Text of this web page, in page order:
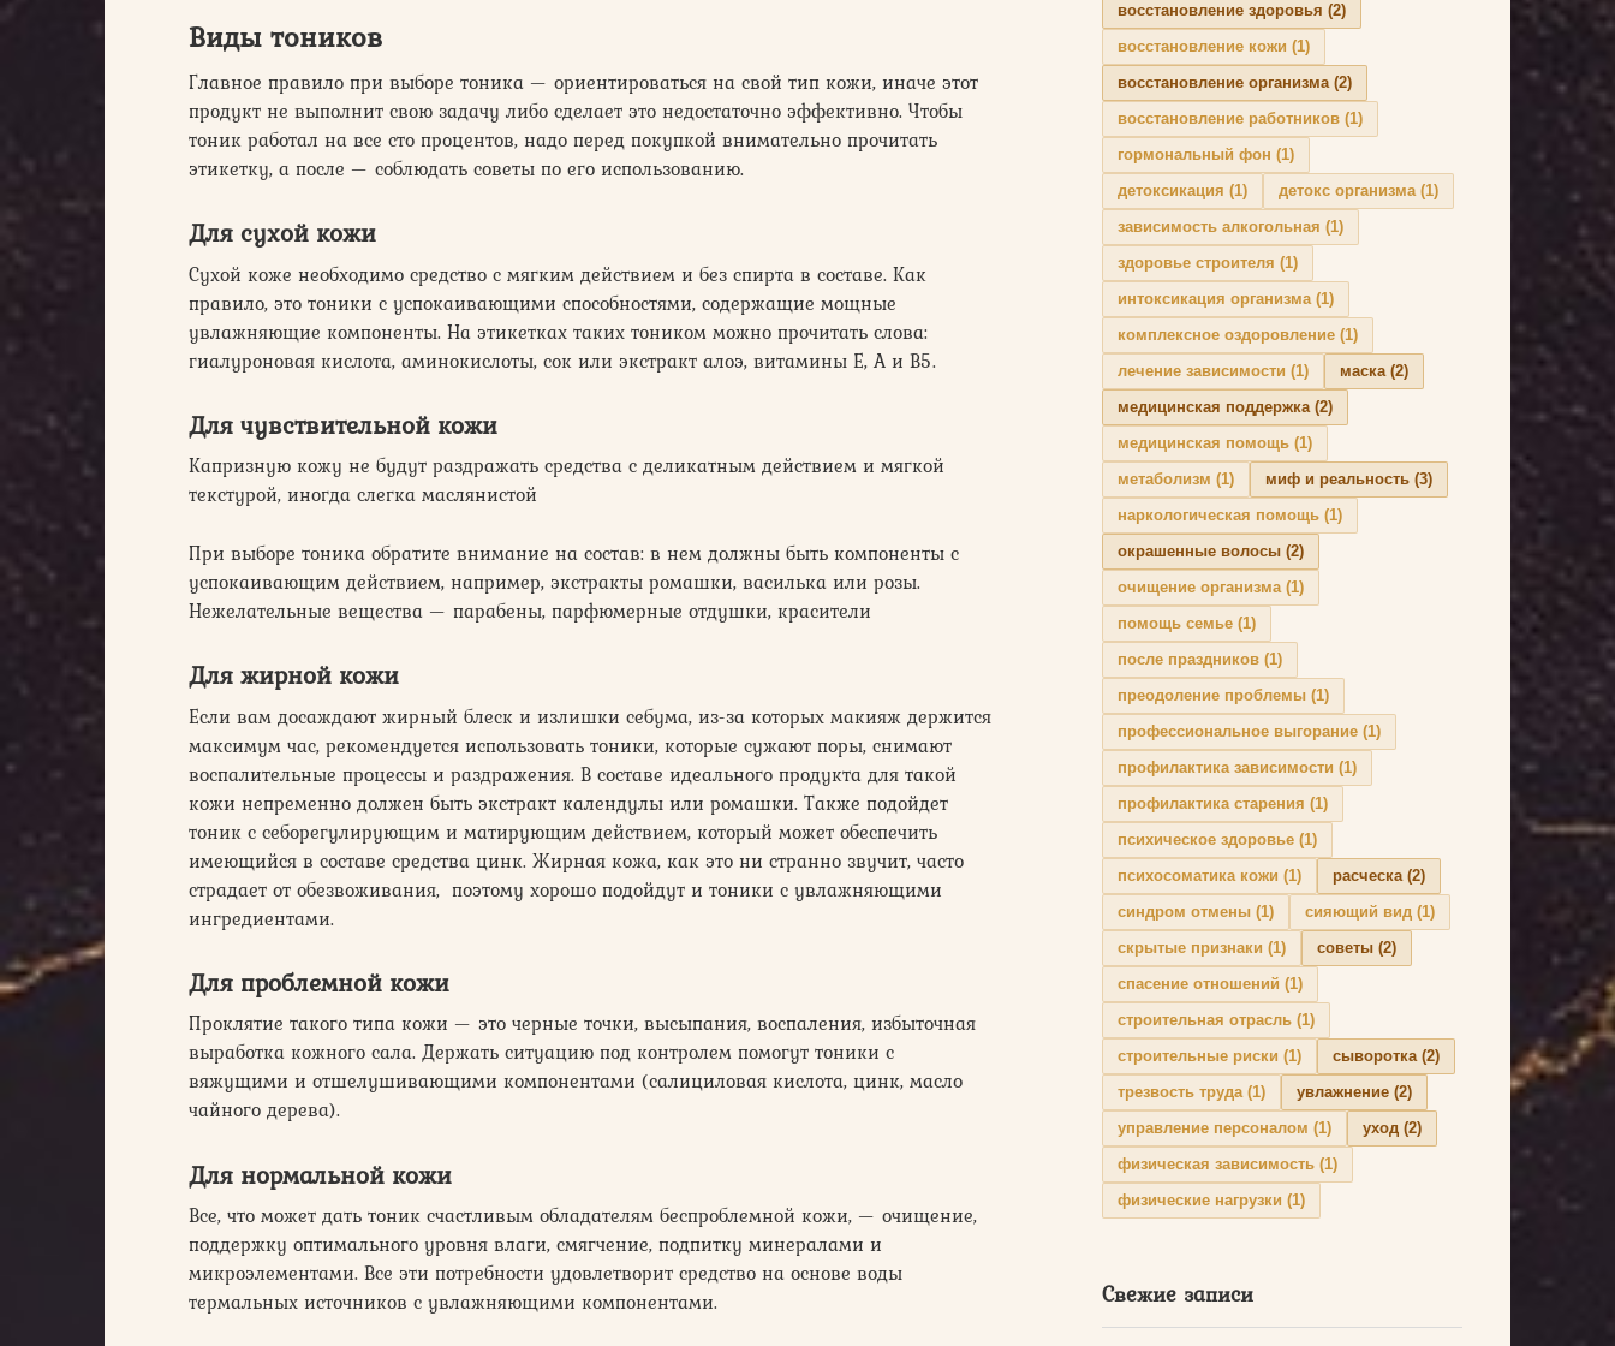
Виды тоников
Главное правило при выборе тоника — ориентироваться на свой тип кожи, иначе этот
продукт не выполнит свою задачу либо сделает это недостаточно эффективно. Чтобы
тоник работал на все сто процентов, надо перед покупкой внимательно прочитать
этикетку, а после — соблюдать советы по его использованию.
Для сухой кожи
Сухой коже необходимо средство с мягким действием и без спирта в составе. Как
правило, это тоники с успокаивающими способностями, содержащие мощные
увлажняющие компоненты. На этикетках таких тоником можно прочитать слова:
гиалуроновая кислота, аминокислоты, сок или экстракт алоэ, витамины Е, А и B5.
Для чувствительной кожи
Капризную кожу не будут раздражать средства с деликатным действием и мягкой
текстурой, иногда слегка маслянистой
При выборе тоника обратите внимание на состав: в нем должны быть компоненты с
успокаивающим действием, например, экстракты ромашки, василька или розы.
Нежелательные вещества — парабены, парфюмерные отдушки, красители
Для жирной кожи
Если вам досаждают жирный блеск и излишки себума, из-за которых макияж держится
максимум час, рекомендуется использовать тоники, которые сужают поры, снимают
воспалительные процессы и раздражения. В составе идеального продукта для такой
кожи непременно должен быть экстракт календулы или ромашки. Также подойдет
тоник с себорегулирующим и матирующим действием, который может обеспечить
имеющийся в составе средства цинк. Жирная кожа, как это ни странно звучит, часто
страдает от обезвоживания, поэтому хорошо подойдут и тоники с увлажняющими
ингредиентами.
Для проблемной кожи
Проклятие такого типа кожи — это черные точки, высыпания, воспаления, избыточная
выработка кожного сала. Держать ситуацию под контролем помогут тоники с
вяжущими и отшелушивающими компонентами (салициловая кислота, цинк, масло
чайного дерева).
Для нормальной кожи
Все, что может дать тоник счастливым обладателям беспроблемной кожи, — очищение,
поддержку оптимального уровня влаги, смягчение, подпитку минералами и
микроэлементами. Все эти потребности удовлетворит средство на основе воды
термальных источников с увлажняющими компонентами.
восстановление здоровья (2)
восстановление кожи (1)
восстановление организма(2)
восстановление работников (1)
гормональный фон (1)
детоксикация (1) детокс организма(1)
зависимость алкогольная (1)
здоровье строителя (1)
интоксикация организма(1)
комплексное оздоровление (1)
лечение зависимости (1) маска(2)
медицинская поддержка(2)
медицинская помощь (1)
метаболизм (1) миф и реальность (3)
наркологическая помощь (1)
окрашенные волосы (2)
очищение организма(1)
помощь семье (1)
после праздников (1)
преодоление проблемы (1)
профессиональное выгорание (1)
профилактика зависимости (1)
профилактика старения (1)
психическое здоровье (1)
психосоматика кожи (1) расческа(2)
синдром отмены (1) сияющий вид (1)
скрытые признаки (1) советы (2)
спасение отношений (1)
строительная отрасль (1)
строительные риски (1) сыворотка(2)
трезвость труда(1) увлажнение (2)
управление персоналом (1) уход (2)
физическая зависимость (1)
физические нагрузки (1)
Свежие записи